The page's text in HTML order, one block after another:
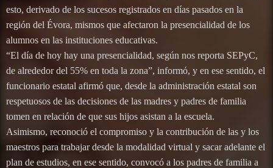
esto, derivado de los sucesos registrados en días pasados en la
región del Évora, mismos que afectaron la presencialidad de los
alumnos en las instituciones educativas.
“El día de hoy hay una presencialidad, según nos reporta SEPyC,
de alrededor del 55% en toda la zona”, informó, y en ese sentido, el
funcionario estatal afirmó que, desde la administración estatal son
respetuosos de las decisiones de las madres y padres de familia
tomen en relación de que sus hijos asistan a la escuela.
Asimismo, reconoció el compromiso y la contribución de las y los
maestros para trabajar desde la modalidad virtual y sacar adelante el
plan de estudios, en ese sentido, convocó a los padres de familia a